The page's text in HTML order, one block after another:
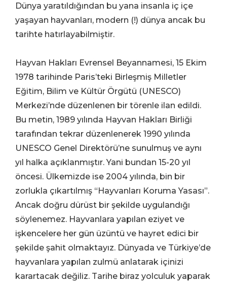
Dünya yaratıldığından bu yana insanla iç içe
yaşayan hayvanları, modern (!) dünya ancak bu
tarihte hatırlayabilmiştir.
Hayvan Hakları Evrensel Beyannamesi, 15 Ekim
1978 tarihinde Paris’teki Birleşmiş Milletler
Eğitim, Bilim ve Kültür Örgütü (UNESCO)
Merkezi’nde düzenlenen bir törenle ilan edildi.
Bu metin, 1989 yılında Hayvan Hakları Birliği
tarafından tekrar düzenlenerek 1990 yılında
UNESCO Genel Direktörü’ne sunulmuş ve aynı
yıl halka açıklanmıştır. Yani bundan 15-20 yıl
öncesi. Ülkemizde ise 2004 yılında, bin bir
zorlukla çıkartılmış “Hayvanları Koruma Yasası”.
Ancak doğru dürüst bir şekilde uygulandığı
söylenemez. Hayvanlara yapılan eziyet ve
işkencelere her gün üzüntü ve hayret edici bir
şekilde şahit olmaktayız. Dünyada ve Türkiye’de
hayvanlara yapılan zulmü anlatarak içinizi
karartacak değiliz. Tarihe biraz yolculuk yaparak